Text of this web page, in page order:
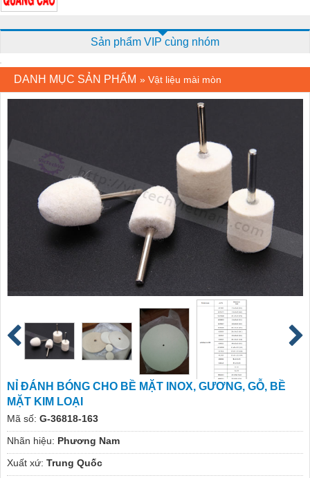
Sản phẩm VIP cùng nhóm
DANH MỤC SẢN PHẨM » Vật liệu mài mòn
NỈ ĐÁNH BÓNG CHO BỀ MẶT INOX, GƯƠNG, GỖ, BỀ
MẶT KIM LOẠI
Mã số: G-36818-163
Nhãn hiệu: Phương Nam
Xuất xứ: Trung Quốc